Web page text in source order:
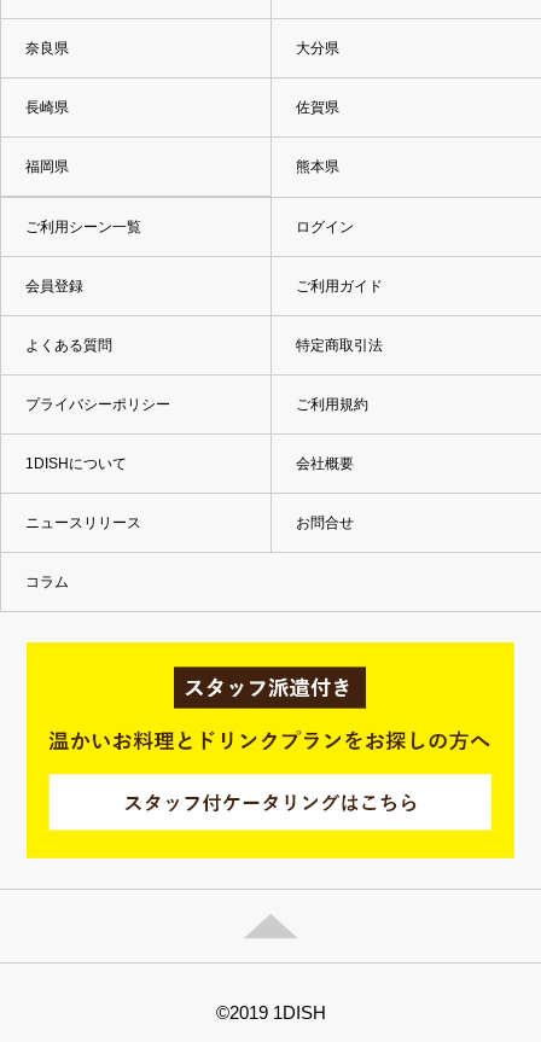
奈良県 大分県
長崎県 佐賀県
福岡県 熊本県
ご利用シーン一覧 ログイン
会員登録 ご利用ガイド
よくある質問 特定商取引法
プライバシーポリシー ご利用規約
1DISHについて 会社概要
ニュースリリース お問合せ
コラム
©2019 1DISH